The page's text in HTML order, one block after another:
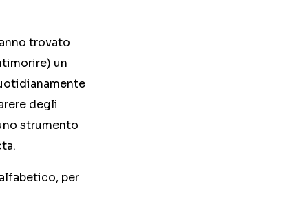
trovato
un
degli
strumento
per